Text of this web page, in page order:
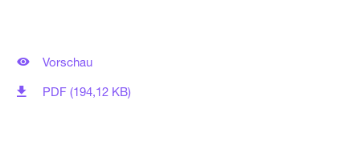
Vorschau
PDF (194,12 KB)